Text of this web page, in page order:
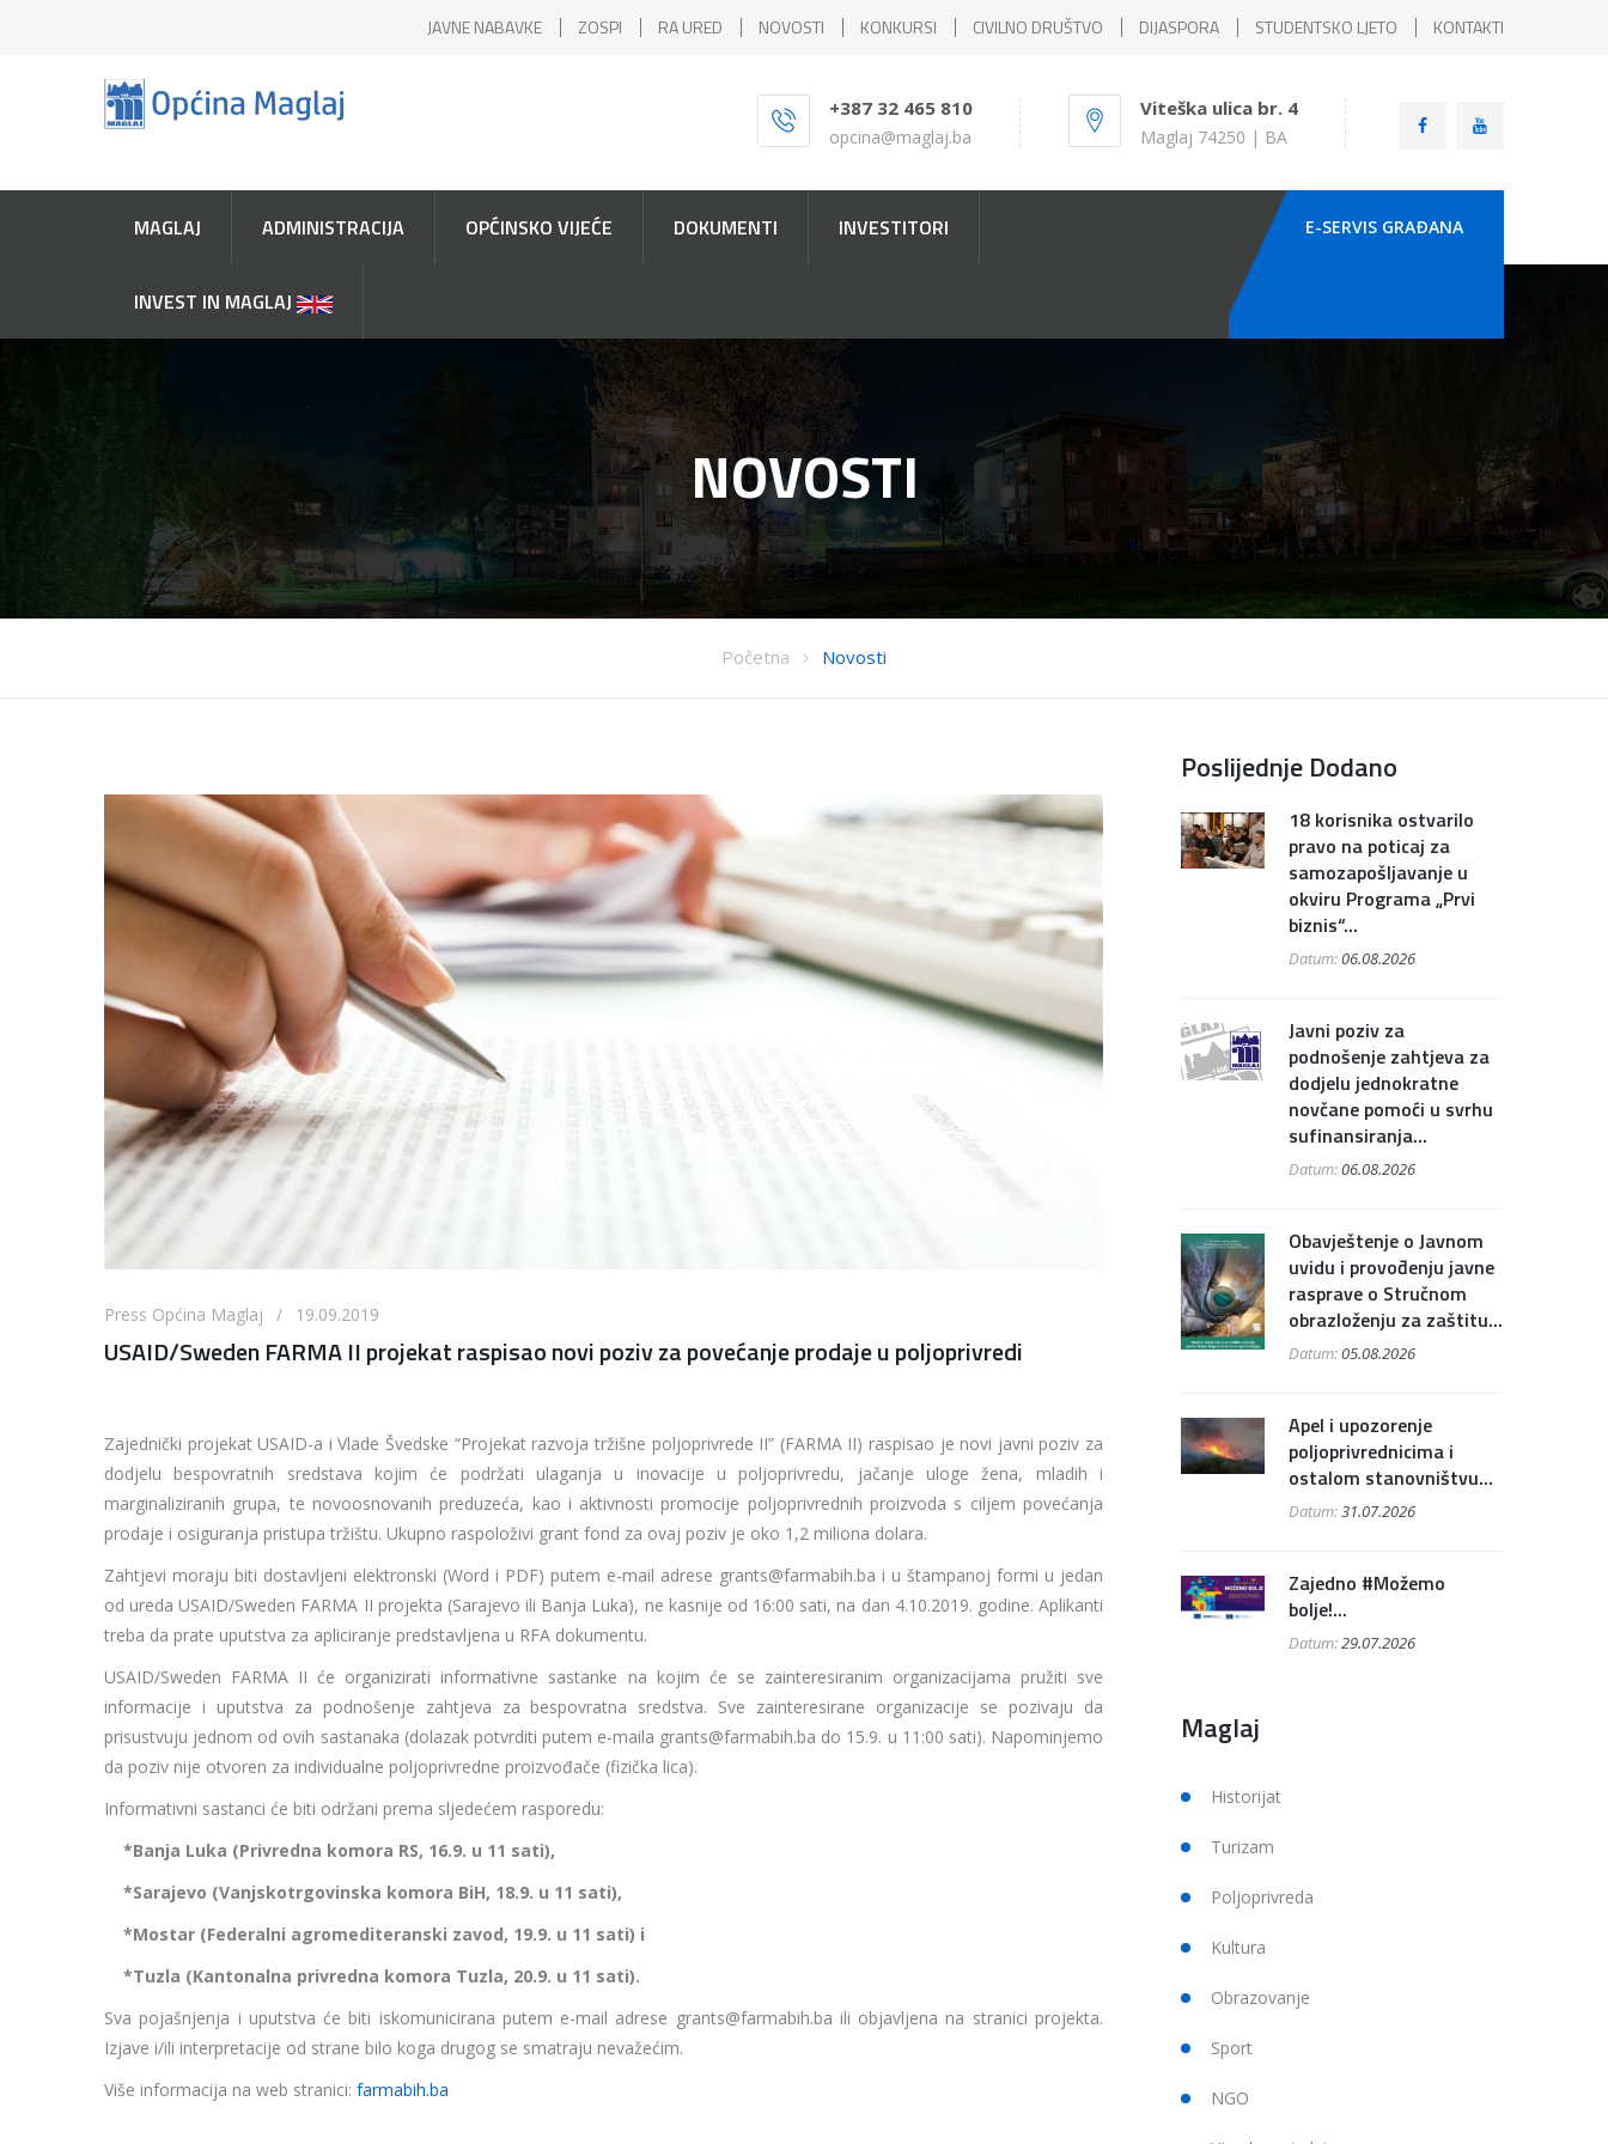
JAVNE NABAVKE ZOSPI RA URED NOVOSTI KONKURSI CIVILNO DRUŠTVO DIJASPORA STUDENTSKO LJETO KONTAKTI
+387 32 465 810
opcina@maglaj.ba
Viteška ulica br. 4
Maglaj 74250 | BA
MAGLAJ ADMINISTRACIJA OPĆINSKO VIJEĆE DOKUMENTI INVESTITORI
INVEST IN MAGLAJ
E-SERVIS GRAÐANA
NOVOSTI
Početna Novosti
Press Općina Maglaj / 19.09.2019
USAID/Sweden FARMA II projekat raspisao novi poziv za povećanje prodaje u poljoprivredi
Zajednički projekat USAID-a i Vlade Švedske “Projekat razvoja tržišne poljoprivrede II” (FARMA II) raspisao je novi javni poziv za
dodjelu bespovratnih sredstava kojim će podržati ulaganja u inovacije u poljoprivredu, jačanje uloge žena, mladih i
marginaliziranih grupa, te novoosnovanih preduzeća, kao i aktivnosti promocije poljoprivrednih proizvoda s ciljem povećanja
prodaje i osiguranja pristupa tržištu. Ukupno raspoloživi grant fond za ovaj poziv je oko 1,2 miliona dolara.
Zahtjevi moraju biti dostavljeni elektronski (Word i PDF) putem e-mail adrese grants@farmabih.ba i u štampanoj formi u jedan
od ureda USAID/Sweden FARMA II projekta (Sarajevo ili Banja Luka), ne kasnije od 16:00 sati, na dan 4.10.2019. godine. Aplikanti
treba da prate uputstva za apliciranje predstavljena u RFA dokumentu.
USAID/Sweden FARMA II će organizirati informativne sastanke na kojim će se zainteresiranim organizacijama pružiti sve
informacije i uputstva za podnošenje zahtjeva za bespovratna sredstva. Sve zainteresirane organizacije se pozivaju da
prisustvuju jednom od ovih sastanaka (dolazak potvrditi putem e-maila grants@farmabih.ba do 15.9. u 11:00 sati). Napominjemo
da poziv nije otvoren za individualne poljoprivredne proizvođače (fizička lica).
Informativni sastanci će biti održani prema sljedećem rasporedu:
*Banja Luka (Privredna komora RS, 16.9. u 11 sati),
*Sarajevo (Vanjskotrgovinska komora BiH, 18.9. u 11 sati),
*Mostar (Federalni agromediteranski zavod, 19.9. u 11 sati) i
*Tuzla (Kantonalna privredna komora Tuzla, 20.9. u 11 sati).
Sva pojašnjenja i uputstva će biti iskomunicirana putem e-mail adrese grants@farmabih.ba ili objavljena na stranici projekta.
Izjave i/ili interpretacije od strane bilo koga drugog se smatraju nevažećim.
Više informacija na web stranici: farmabih.ba
Poslijednje Dodano
18 korisnika ostvarilo
pravo na poticaj za
samozapošljavanje u
okviru Programa „Prvi
biznis“...
Datum:06.08.2026
Javni poziv za
podnošenje zahtjeva za
dodjelu jednokratne
novčane pomoći u svrhu
sufinansiranja...
Datum:06.08.2026
Obavještenje o Javnom
uvidu i provođenju javne
rasprave o Stručnom
obrazloženju za zaštitu...
Datum:05.08.2026
Apel i upozorenje
poljoprivrednicima i
ostalom stanovništvu...
Datum:31.07.2026
Zajedno #Možemo
bolje!...
Datum:29.07.2026
Maglaj
Historijat
Turizam
Poljoprivreda
Kultura
Obrazovanje
Sport
NGO